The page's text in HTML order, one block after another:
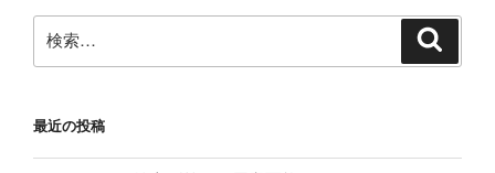
検
索:
最近の投稿